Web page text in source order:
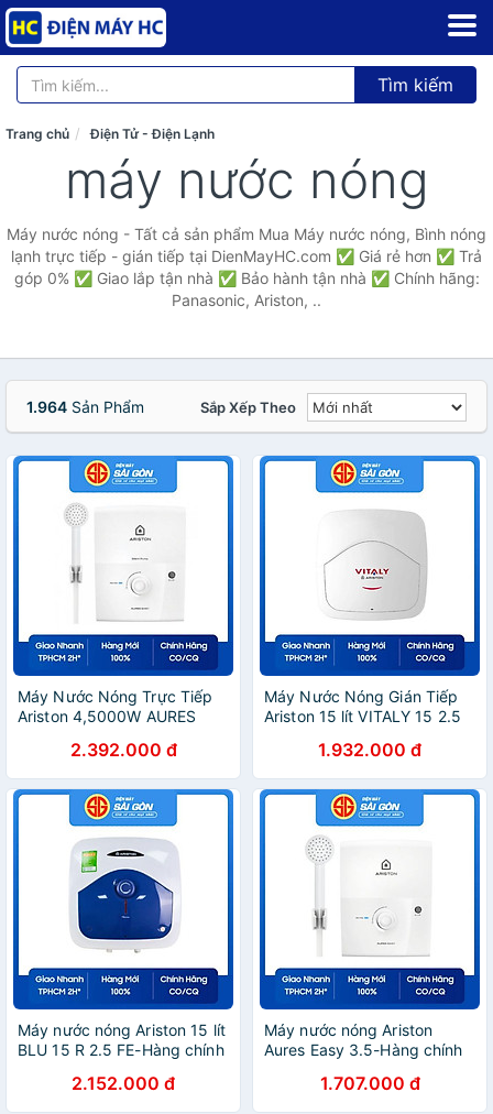
Tìm kiếm
Trang chủ Điện Tử - Điện Lạnh
máy nước nóng
Máy nước nóng - Tất cả sản phẩm Mua Máy nước nóng, Bình nóng
lạnh trực tiếp - gián tiếp tại DienMayHC.com ✅ Giá rẻ hơn ✅ Trả
góp 0% ✅ Giao lắp tận nhà ✅ Bảo hành tận nhà ✅ Chính hãng:
Panasonic, Ariston, ..
1.964 Sản Phẩm Sắp Xếp Theo
Máy Nước Nóng Trực Tiếp
Ariston 4,5000W AURES
2.392.000 đ
Máy Nước Nóng Gián Tiếp
Ariston 15 lít VITALY 15 2.5
1.932.000 đ
Máy nước nóng Ariston 15 lít
BLU 15 R 2.5 FE-Hàng chính
2.152.000 đ
Máy nước nóng Ariston
Aures Easy 3.5-Hàng chính
1.707.000 đ